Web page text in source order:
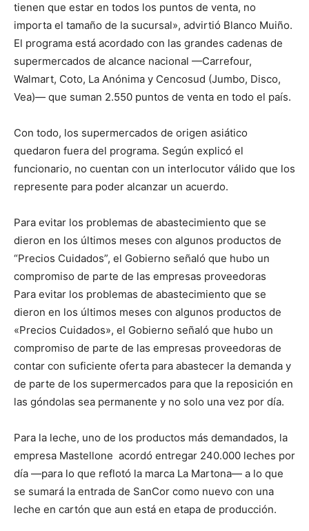
tienen que estar en todos los puntos de venta, no
importa el tamaño de la sucursal», advirtió Blanco Muiño.
El programa está acordado con las grandes cadenas de
supermercados de alcance nacional —Carrefour,
Walmart, Coto, La Anónima y Cencosud (Jumbo, Disco,
Vea)— que suman 2.550 puntos de venta en todo el país.
Con todo, los supermercados de origen asiático
quedaron fuera del programa. Según explicó el
funcionario, no cuentan con un interlocutor válido que los
represente para poder alcanzar un acuerdo.
Para evitar los problemas de abastecimiento que se
dieron en los últimos meses con algunos productos de
“Precios Cuidados”, el Gobierno señaló que hubo un
compromiso de parte de las empresas proveedoras
Para evitar los problemas de abastecimiento que se
dieron en los últimos meses con algunos productos de
«Precios Cuidados», el Gobierno señaló que hubo un
compromiso de parte de las empresas proveedoras de
contar con suficiente oferta para abastecer la demanda y
de parte de los supermercados para que la reposición en
las góndolas sea permanente y no solo una vez por día.
Para la leche, uno de los productos más demandados, la
empresa Mastellone acordó entregar 240.000 leches por
día —para lo que reflotó la marca La Martona— a lo que
se sumará la entrada de SanCor como nuevo con una
leche en cartón que aun está en etapa de producción.